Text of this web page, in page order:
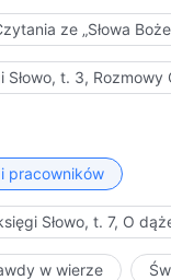
ze „Słowa
Słowo, t. 3,
pracowników
Słowo, t. 7, O
w wierze